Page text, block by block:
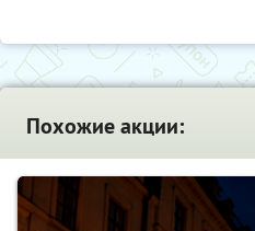
Похожие акции: